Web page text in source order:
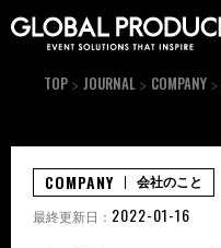
TOP JOURNAL COMPANY
COMPANY 会社のこと
最終更新日： 2022-01-16